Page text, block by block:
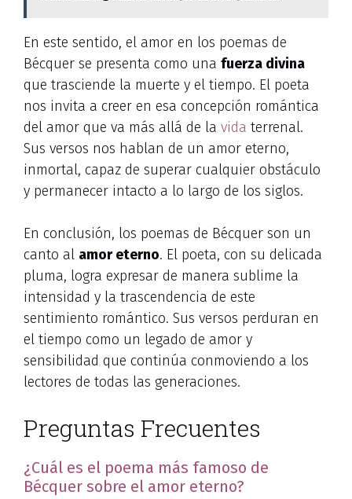
En este sentido, el amor en los poemas de
Bécquer se presenta como una fuerza divina
que trasciende la muerte y el tiempo. El poeta
nos invita a creer en esa concepción romántica
del amor que va más allá de la vida terrenal.
Sus versos nos hablan de un amor eterno,
inmortal, capaz de superar cualquier obstáculo
y permanecer intacto a lo largo de los siglos.
En conclusión, los poemas de Bécquer son un
canto al amor eterno. El poeta, con su delicada
pluma, logra expresar de manera sublime la
intensidad y la trascendencia de este
sentimiento romántico. Sus versos perduran en
el tiempo como un legado de amor y
sensibilidad que continúa conmoviendo a los
lectores de todas las generaciones.
Preguntas Frecuentes
¿Cuál es el poema más famoso de
Bécquer sobre el amor eterno?